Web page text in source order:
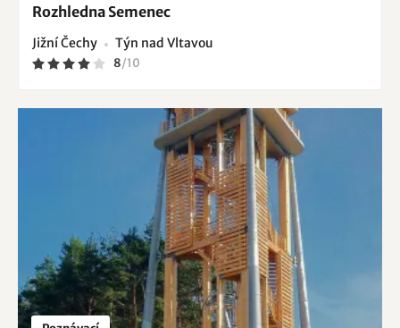
Rozhledna Semenec
Jižní Čechy Týn nad Vltavou
8/10